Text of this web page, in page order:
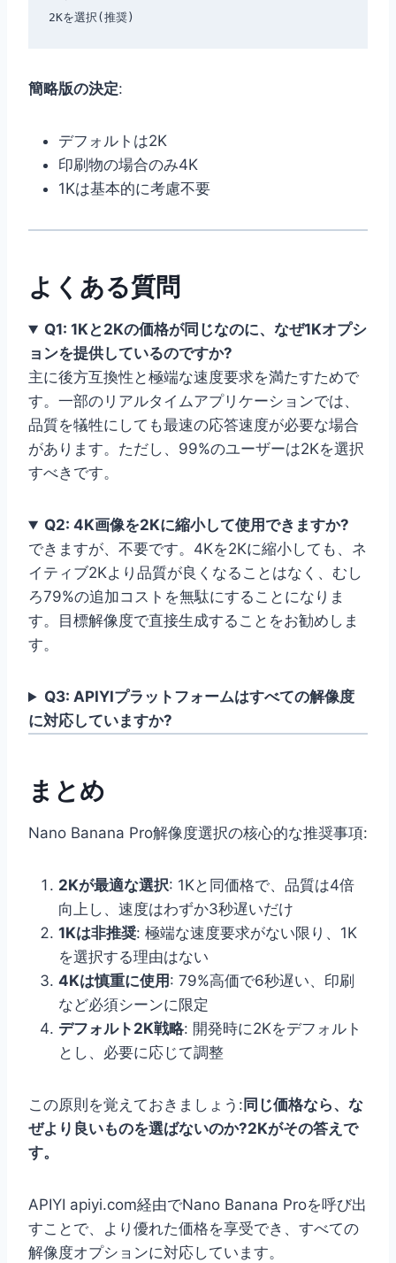
簡略版の決定:
デフォルトは2K
印刷物の場合のみ4K
1Kは基本的に考慮不要
よくある質問
Q1: 1Kと2Kの価格が同じなのに、なぜ1Kオプシ
ョンを提供しているのですか?
主に後方互換性と極端な速度要求を満たすためで
す。一部のリアルタイムアプリケーションでは、
品質を犠牲にしても最速の応答速度が必要な場合
があります。ただし、99%のユーザーは2Kを選択
すべきです。
Q2: 4K画像を2Kに縮小して使用できますか?
できますが、不要です。4Kを2Kに縮小しても、ネ
イティブ2Kより品質が良くなることはなく、むし
ろ79%の追加コストを無駄にすることになりま
す。目標解像度で直接生成することをお勧めしま
す。
Q3: APIYIプラットフォームはすべての解像度
に対応していますか?
まとめ
Nano Banana Pro解像度選択の核心的な推奨事項:
2Kが最適な選択: 1Kと同価格で、品質は4倍
向上し、速度はわずか3秒遅いだけ
1Kは非推奨: 極端な速度要求がない限り、1K
を選択する理由はない
4Kは慎重に使用 : 79%高価で6秒遅い、印刷
など必須シーンに限定
デフォルト2K戦略: 開発時に2Kをデフォルト
とし、必要に応じて調整
この原則を覚えておきましょう: 同じ価格なら、な
ぜより良いものを選ばないのか?2Kがその答えで
す。
APIYI apiyi.com経由でNano Banana Proを呼び出
すことで、より優れた価格を享受でき、すべての
解像度オプションに対応しています。